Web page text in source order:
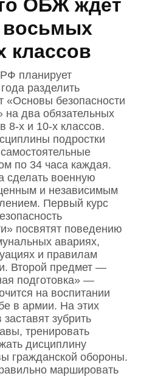
ОБЖ ждет
восьмых
классов
планирует
разделить
«Основы безопасности
два обязательных
8‑х и 10‑х классов.
подростки
по 34 часа каждая.
сделать военную
и независимым
Первый курс
посвятят поведению
авариях,
и правилам
Второй предмет —
подготовка» —
на воспитании
в армии. На этих
зубрить
тренировать
дисциплину
гражданской обороны.
маршировать